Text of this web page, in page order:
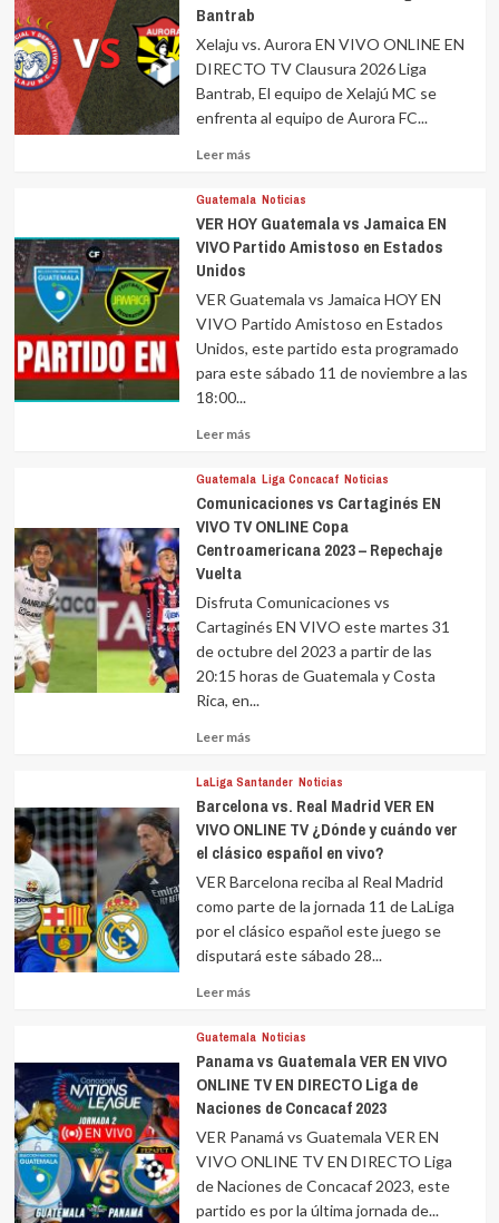
Bantrab
Xelaju vs. Aurora EN VIVO ONLINE EN
DIRECTO TV Clausura 2026 Liga
Bantrab, El equipo de Xelajú MC se
enfrenta al equipo de Aurora FC...
Leer másLeer
sobre
Guatemala Noticias
VER HOY Guatemala vs Jamaica EN
VIVO Partido Amistoso en Estados
Unidos
VER Guatemala vs Jamaica HOY EN
VIVO Partido Amistoso en Estados
Unidos, este partido esta programado
para este sábado 11 de noviembre a las
18:00...
Leer másLeer
sobre
Guatemala Liga Concacaf Noticias
Comunicaciones vs Cartaginés EN
VIVO TV ONLINE Copa
Centroamericana 2023 – Repechaje
Vuelta
Disfruta Comunicaciones vs
Cartaginés EN VIVO este martes 31
de octubre del 2023 a partir de las
20:15 horas de Guatemala y Costa
Rica, en...
Leer másLeer
sobre
LaLiga Santander Noticias
Barcelona vs. Real Madrid VER EN
VIVO ONLINE TV ¿Dónde y cuándo ver
el clásico español en vivo?
VER Barcelona reciba al Real Madrid
como parte de la jornada 11 de LaLiga
por el clásico español este juego se
disputará este sábado 28...
Leer másLeer
sobre
Guatemala Noticias
Panama vs Guatemala VER EN VIVO
ONLINE TV EN DIRECTO Liga de
Naciones de Concacaf 2023
VER Panamá vs Guatemala VER EN
VIVO ONLINE TV EN DIRECTO Liga
de Naciones de Concacaf 2023, este
partido es por la última jornada de...